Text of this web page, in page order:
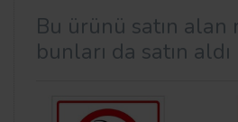
Bu ürünü satın
bunları da satın aldı